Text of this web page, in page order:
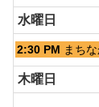
水曜日
水
曜
日,
8
2:30 PM まち
木曜日